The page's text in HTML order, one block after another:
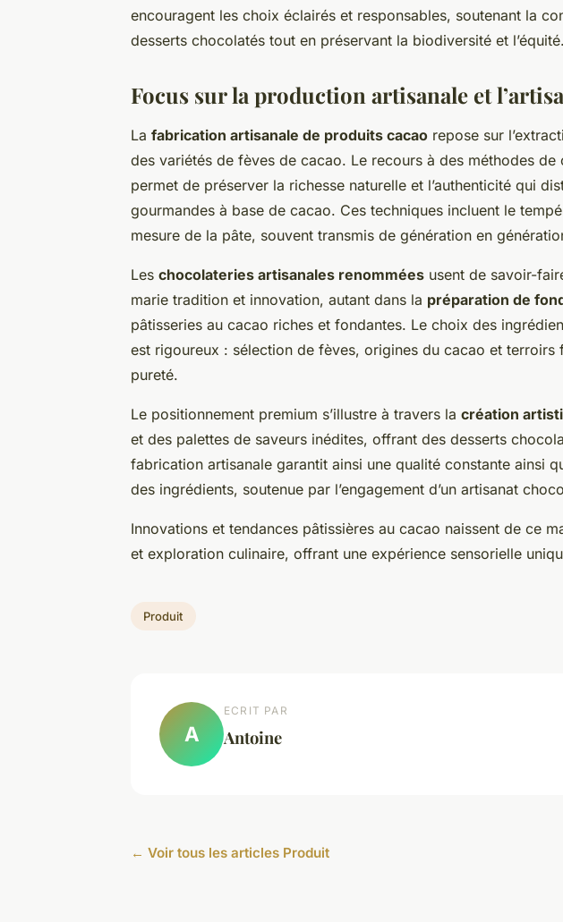
encouragent les choix éclairés et responsables, soutenant la
desserts chocolatés tout en préservant la biodiversité et l’équité.
Focus sur la production artisanale et
La fabrication artisanale de produits cacao repose sur
des variétés de fèves de cacao. Le recours à des méthodes
permet de préserver la richesse naturelle et l’authenticité qui
gourmandes à base de cacao. Ces techniques incluent le
mesure de la pâte, souvent transmis de génération en
Les chocolateries artisanales renommées usent de savoir-
marie tradition et innovation, autant dans la préparation de
pâtisseries au cacao riches et fondantes. Le choix des
est rigoureux : sélection de fèves, origines du cacao et terroirs
pureté.
Le positionnement premium s’illustre à travers la création
et des palettes de saveurs inédites, offrant des desserts
fabrication artisanale garantit ainsi une qualité constante ainsi
des ingrédients, soutenue par l’engagement d’un artisanat
Innovations et tendances pâtissières au cacao naissent de ce
et exploration culinaire, offrant une expérience sensorielle
Produit
A
ECRIT PAR
Antoine
← Voir tous les articles Produit